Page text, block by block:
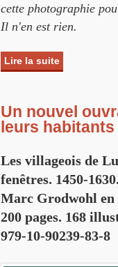
cette photographie
Il n'en est rien.
Lire la suite
Un nouvel
leurs habitants
Les villageois de
fenêtres. 1450-1630.
Marc Grodwohl en
200 pages. 168
979-10-90239-83-8